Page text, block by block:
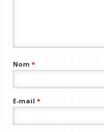
Nom*
E-mail*